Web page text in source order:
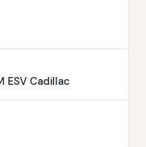
ESV Cadillac